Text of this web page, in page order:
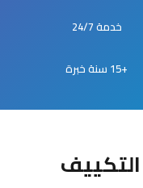
خدمة 24/7
+15 سنة خبرة